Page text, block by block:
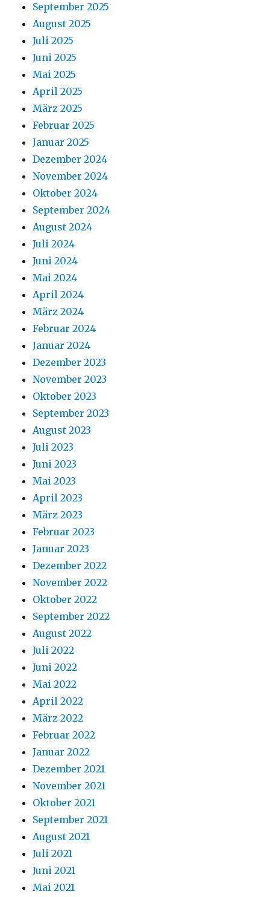
September 2025
August 2025
Juli 2025
Juni 2025
Mai 2025
April 2025
März 2025
Februar 2025
Januar 2025
Dezember 2024
November 2024
Oktober 2024
September 2024
August 2024
Juli 2024
Juni 2024
Mai 2024
April 2024
März 2024
Februar 2024
Januar 2024
Dezember 2023
November 2023
Oktober 2023
September 2023
August 2023
Juli 2023
Juni 2023
Mai 2023
April 2023
März 2023
Februar 2023
Januar 2023
Dezember 2022
November 2022
Oktober 2022
September 2022
August 2022
Juli 2022
Juni 2022
Mai 2022
April 2022
März 2022
Februar 2022
Januar 2022
Dezember 2021
November 2021
Oktober 2021
September 2021
August 2021
Juli 2021
Juni 2021
Mai 2021